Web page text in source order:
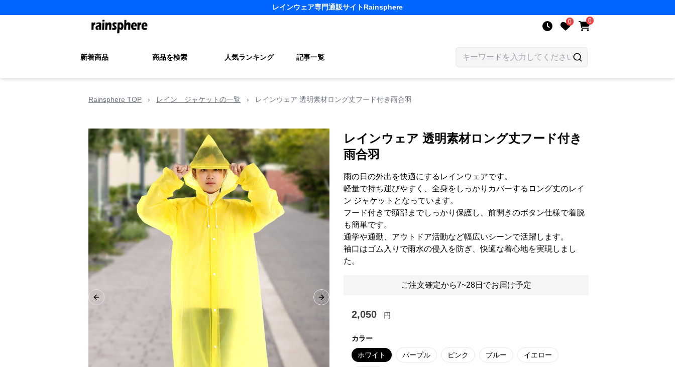
レインウェア専門通販サイトRainsphere
0 0
新着商品 商品を検索 人気ランキング 記事一覧
Rainsphere TOP › レイン ジャケットの一覧 › レインウェア 透明素材ロング丈フード付き雨合羽
Previous slide Next slide
レインウェア 透明素材ロング丈フード付き
雨合羽
雨の日の外出を快適にするレインウェアです。
軽量で持ち運びやすく、全身をしっかりカバーするロング丈のレイ
ン ジャケットとなっています。
フード付きで頭部までしっかり保護し、前開きのボタン仕様で着脱
も簡単です。
通学や通勤、アウトドア活動など幅広いシーンで活躍します。
袖口はゴム入りで雨水の侵入を防ぎ、快適な着心地を実現しまし
た。
ご注文確定から7~28日でお届け予定
2,050 円
カラー
ホワイト パープル ピンク ブルー イエロー